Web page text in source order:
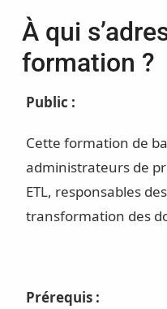
À qui
formation ?
Public :
Cette formation de
administrateurs de
ETL, responsables
transformation des
Prérequis :